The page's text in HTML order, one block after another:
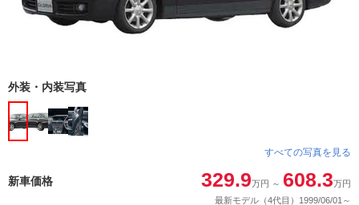
外装・内装写真
すべての写真を見る
新車価格 329.9万円 ～ 608.3万円
最新モデル（4代目）1999/06/01～